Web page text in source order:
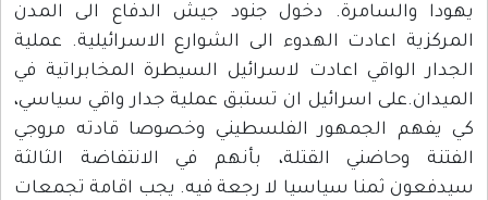
يهودا والسامرة. دخول جنود جيش الدفاع الى المدن
المركزية اعادت الهدوء الى الشوارع الاسرائيلية. عملية
الجدار الواقي اعادت لاسرائيل السيطرة المخابراتية في
الميدان.على اسرائيل ان تستبق عملية جدار واقي سياسي،
كي يفهم الجمهور الفلسطيني وخصوصا قادته مروجي
الفتنة وحاضني القتلة، بأنهم في الانتفاضة الثالثة
سيدفعون ثمنا سياسيا لا رجعة فيه. يجب اقامة تجمعات